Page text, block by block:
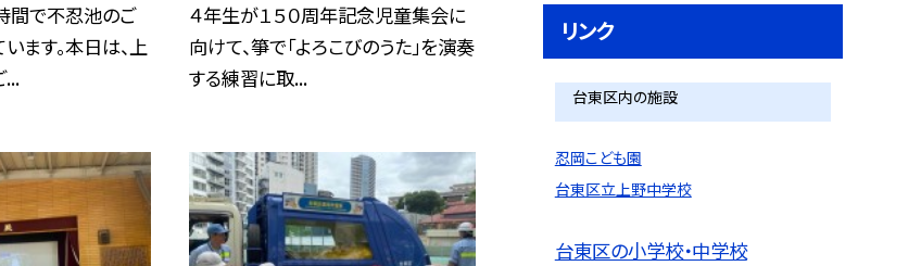
間で不忍池のご
ます。本日は、上
...
４年生が１５０周年記念児童集会に
向けて、箏で「よろこびのうた」を演奏
する練習に取...
リンク
台東区内の施設
忍岡こども園
台東区立上野中学校
台東区の小学校・中学校